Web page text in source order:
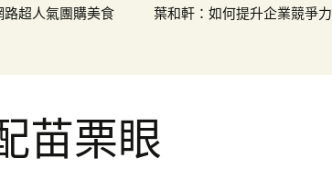
路超人氣團購美食 葉和軒：如何提升企業競爭力
苗栗眼